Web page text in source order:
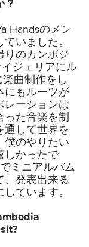
？
Handsのメン
いました。
りのカンボジ
ジェリアにル
曲制作をし
にもルーツが
レーションは
った音楽を制
通して世界を
僕のやりたい
しかったで
ミニアルバム
、発表出来る
ています。